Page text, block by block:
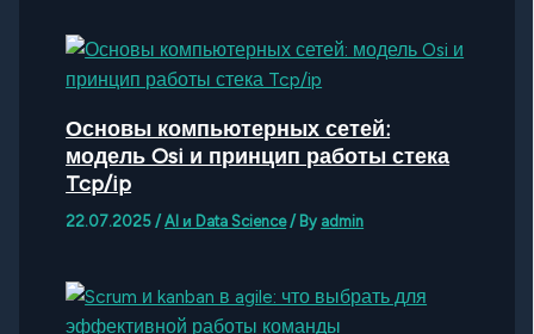
Основы компьютерных сетей:
модель Osi и принцип работы стека
Tcp/ip
22.07.2025/AI и Data Science/ By admin